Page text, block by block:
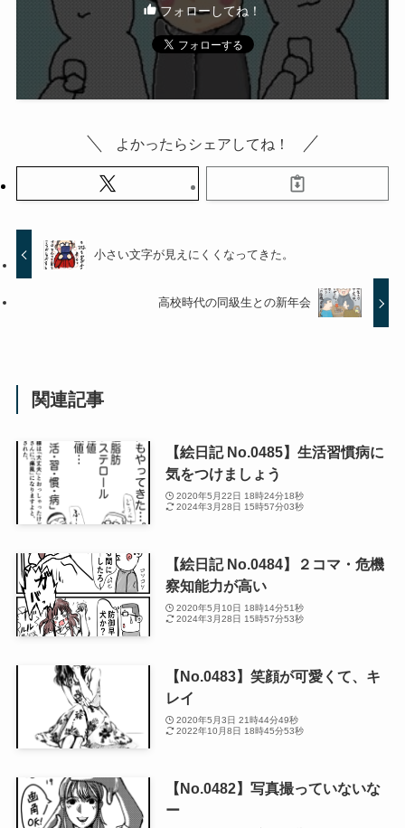
フォローしてね！
よかったらシェアしてね！
小さい文字が見えにくくなってきた。
高校時代の同級生との新年会
関連記事
【絵日記 No.0485】生活習慣病に
気をつけましょう
2020年5月22日 18時24分18秒
2024年3月28日 15時57分03秒
【絵日記 No.0484】２コマ・危機
察知能力が高い
2020年5月10日 18時14分51秒
2024年3月28日 15時57分53秒
【No.0483】笑顔が可愛くて、キ
レイ
2020年5月3日 21時44分49秒
2022年10月8日 18時45分53秒
【No.0482】写真撮っていないな
ー